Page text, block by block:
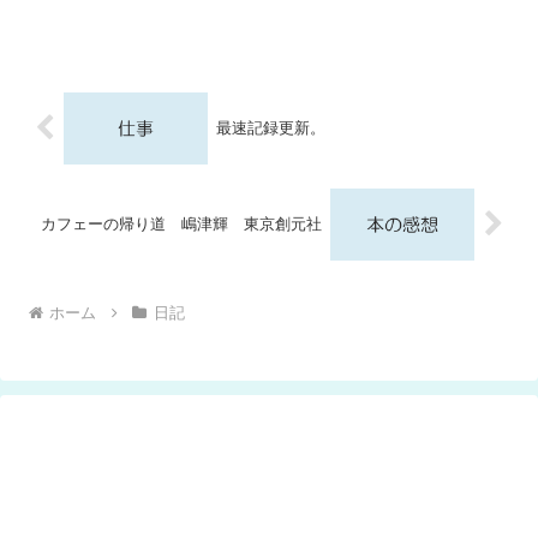
最速記録更新。
カフェーの帰り道 嶋津輝 東京創元社
ホーム 日記